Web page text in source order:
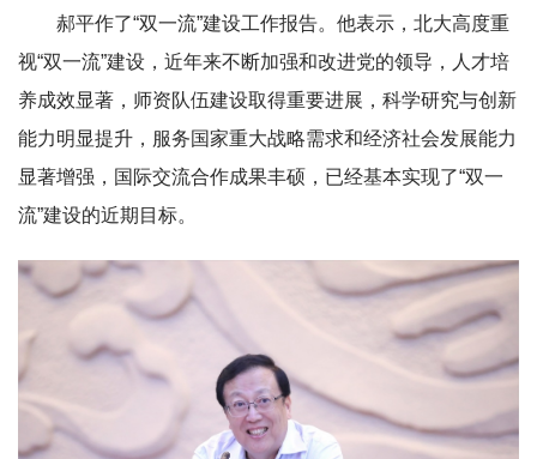
郝平作了“双一流”建设工作报告。他表示，北大高度重
视“双一流”建设，近年来不断加强和改进党的领导，人才培
养成效显著，师资队伍建设取得重要进展，科学研究与创新
能力明显提升，服务国家重大战略需求和经济社会发展能力
显著增强，国际交流合作成果丰硕，已经基本实现了“双一
流”建设的近期目标。